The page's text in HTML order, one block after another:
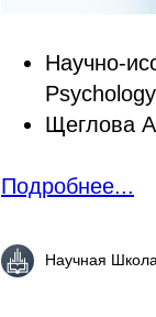
Научно-
Щеглова
Подробнее...
Научная